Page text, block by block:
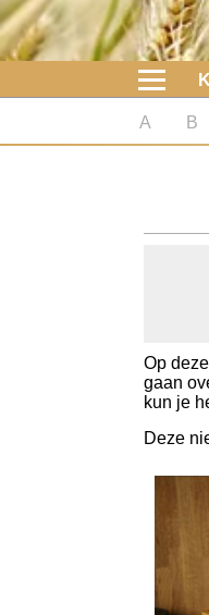
Boeken
koolhydraatarme
Diabetes test
A B
Op
gaan
kun je
Deze